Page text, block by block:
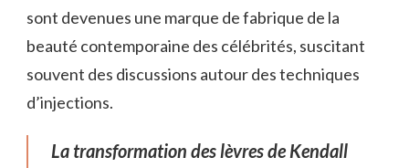
sont devenues une marque de fabrique de la
beauté contemporaine des célébrités, suscitant
souvent des discussions autour des techniques
d’injections.
La transformation des lèvres de Kendall